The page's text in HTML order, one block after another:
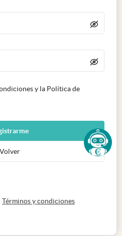
y la Política de
Volver
nueva pestaña
Términos y condicionesabre en nueva